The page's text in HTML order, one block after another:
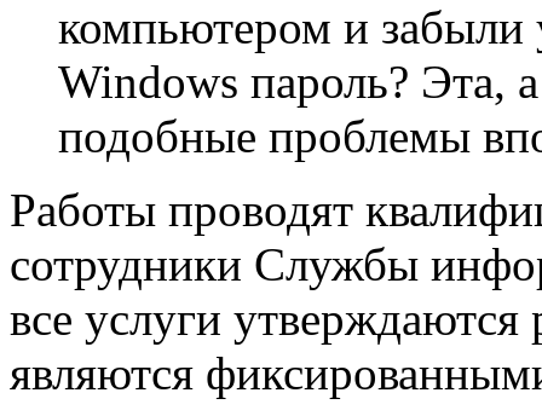
компьютером и забыли
Windows пароль? Эта,
подобные проблемы
Работы проводят
сотрудники Службы
все услуги
являются